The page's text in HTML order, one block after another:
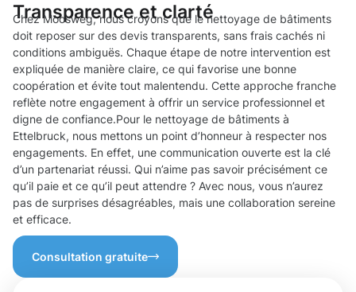
Transparence et clarté
Chez Moosweg, nous croyons que le nettoyage de bâtiments
doit reposer sur des devis transparents, sans frais cachés ni
conditions ambiguës. Chaque étape de notre intervention est
expliquée de manière claire, ce qui favorise une bonne
coopération et évite tout malentendu. Cette approche franche
reflète notre engagement à offrir un service professionnel et
digne de confiance.Pour le nettoyage de bâtiments à
Ettelbruck, nous mettons un point d’honneur à respecter nos
engagements. En effet, une communication ouverte est la clé
d’un partenariat réussi. Qui n’aime pas savoir précisément ce
qu’il paie et ce qu’il peut attendre ? Avec nous, vous n’aurez
pas de surprises désagréables, mais une collaboration sereine
et efficace.
Consultation gratuite